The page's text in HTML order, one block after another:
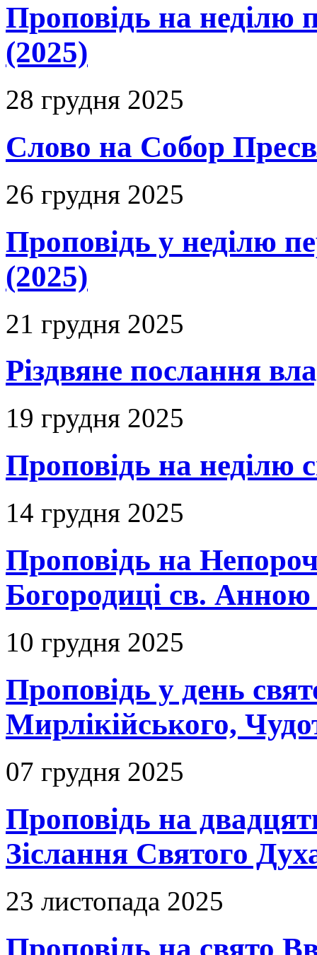
Проповідь на неділю
(2025)
28 грудня 2025
Слово на Собор
26 грудня 2025
Проповідь у неділю
(2025)
21 грудня 2025
Різдвяне послання
19 грудня 2025
Проповідь на неділю
14 грудня 2025
Проповідь на
Богородиці св. Анною
10 грудня 2025
Проповідь у день
Мирлікійського,
07 грудня 2025
Проповідь на
Зіслання Святого
23 листопада 2025
Проповідь на свято